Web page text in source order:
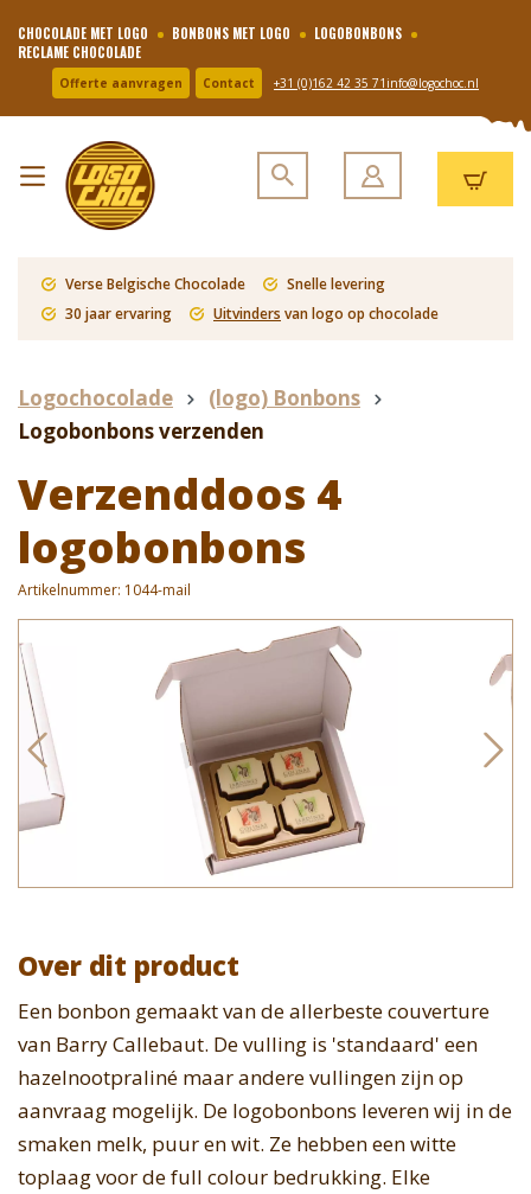
CHOCOLADE MET LOGO BONBONS MET LOGO
LOGOBONBONS
RECLAME CHOCOLADE
Offerte aanvragen Contact +31 (0)162 42 35 71 info@logochoc.nl
Verse Belgische Chocolade
Snelle levering
30 jaar ervaring
Uitvinders van logo op chocolade
Logochocolade
(logo) Bonbons
Logobonbons verzenden
Verzenddoos 4
logobonbons
Artikelnummer: 1044-mail
Over dit product
Een bonbon gemaakt van de allerbeste couverture
van Barry Callebaut. De vulling is 'standaard' een
hazelnootpraliné maar andere vullingen zijn op
aanvraag mogelijk. De logobonbons leveren wij in de
smaken melk, puur en wit. Ze hebben een witte
toplaag voor de full colour bedrukking. Elke